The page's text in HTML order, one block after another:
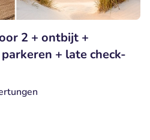
2 + ontbijt +
+ late check-